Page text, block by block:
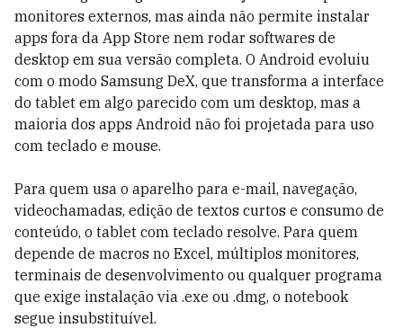
monitores externos, mas ainda não permite instalar
apps fora da App Store nem rodar softwares de
desktop em sua versão completa. O Android evoluiu
com o modo Samsung DeX, que transforma a interface
do tablet em algo parecido com um desktop, mas a
maioria dos apps Android não foi projetada para uso
com teclado e mouse.
Para quem usa o aparelho para e-mail, navegação,
videochamadas, edição de textos curtos e consumo de
conteúdo, o tablet com teclado resolve. Para quem
depende de macros no Excel, múltiplos monitores,
terminais de desenvolvimento ou qualquer programa
que exige instalação via .exe ou .dmg, o notebook
segue insubstituível.